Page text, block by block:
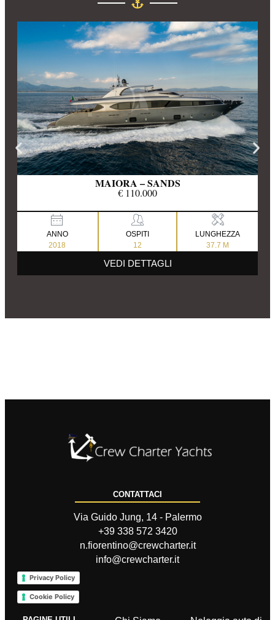
MAIORA – SANDS
€ 110.000
ANNO
2018
OSPITI
12
LUNGHEZZA
37.7 M
VEDI DETTAGLI
CONTATTACI
Via Guido Jung, 14 - Palermo
+39 338 572 3420
n.fiorentino@crewcharter.it
info@crewcharter.it
Privacy Policy
Cookie Policy